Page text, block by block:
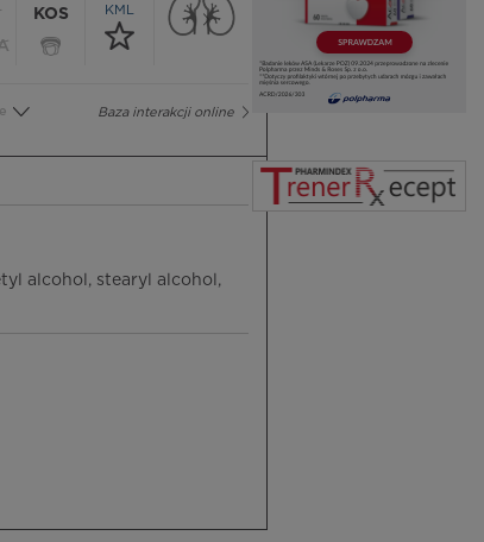
KOS
KML
Baza interakcji online
alcohol, stearyl alcohol,